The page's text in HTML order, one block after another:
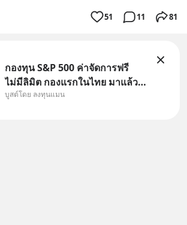
51 11 81
กองทุน S&P 500 ค่าจัดการฟรี
ไม่มีลิมิต กองแรกในไทย มาแล้ว..
กองทุนที่ออกแบบมาเพื่อแก้ Pain
บูสต์โดย ลงทุนแมน